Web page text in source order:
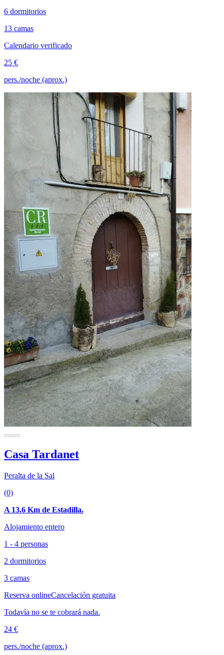
6 dormitorios
13 camas
Calendario verificado
25 €
pers./noche (aprox.)
Casa Tardanet
Peralta de la Sal
(0)
A 13.6 Km de Estadilla.
Alojamiento entero
1 - 4 personas
2 dormitorios
3 camas
Reserva onlineCancelación gratuita
Todavía no se te cobrará nada.
24 €
pers./noche (aprox.)